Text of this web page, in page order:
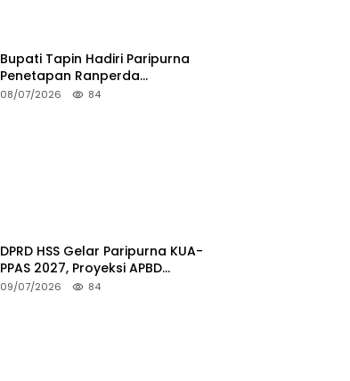
Bupati Tapin Hadiri Paripurna
Penetapan Ranperda
Perubahan Perangkat Daerah
08/07/2026 84
DPRD HSS Gelar Paripurna KUA-
PPAS 2027, Proyeksi APBD
Tembus Rp2,15 Triliun
09/07/2026 84